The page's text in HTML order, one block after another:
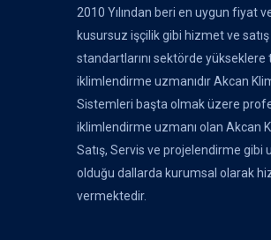
2010 Yılından beri en uygun fiyat
kusursuz işçilik gibi hizmet ve satış
standartlarını sektörde yükseklere
iklimlendirme uzmanıdır Akcan
Sistemleri başta olmak üzere
iklimlendirme uzmanı olan Akcan
Satış, Servis ve projelendirme gibi
olduğu dallarda kurumsal olarak
vermektedir.